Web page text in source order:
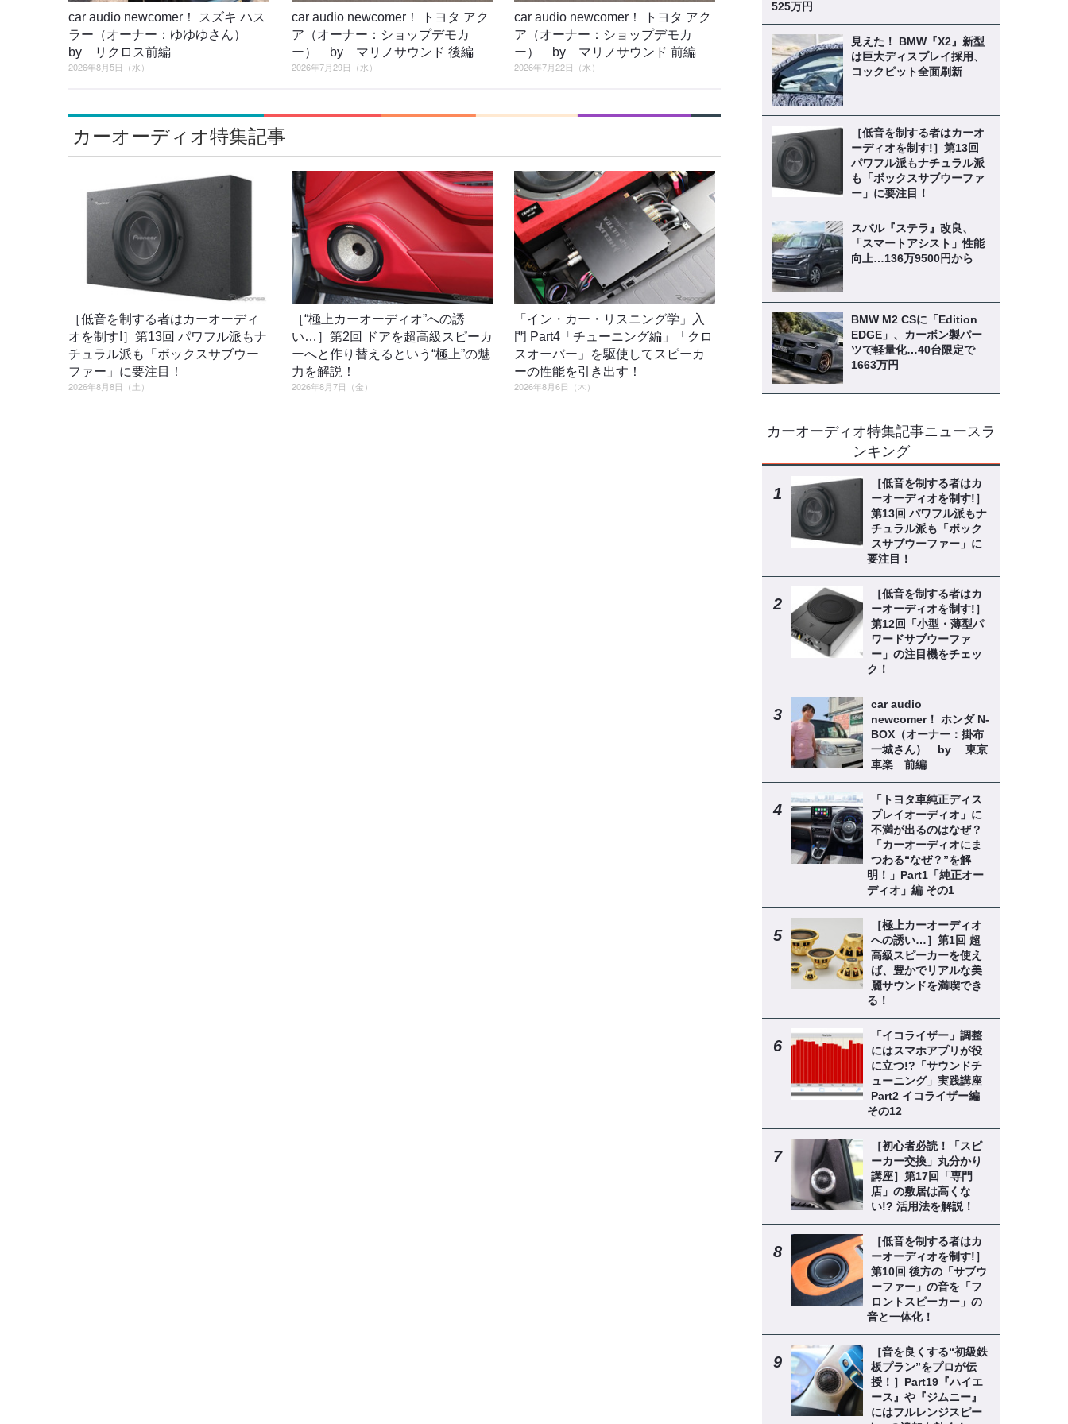
car audio newcomer！ スズキ ハス
ラー（オーナー：ゆゆゆさん）
by リクロス前編
2026年8月5日（水）
car audio newcomer！ トヨタ アク
ア（オーナー：ショップデモカ
ー） by マリノサウンド 後編
2026年7月29日（水）
car audio newcomer！ トヨタ アク
ア（オーナー：ショップデモカ
ー） by マリノサウンド 前編
2026年7月22日（水）
カーオーディオ特集記事
［低音を制する者はカーオーディ
オを制す!］第13回 パワフル派もナ
チュラル派も「ボックスサブウー
ファー」に要注目！
2026年8月8日（土）
［“極上カーオーディオ”への誘
い…］第2回 ドアを超高級スピーカ
ーへと作り替えるという“極上”の魅
力を解説！
2026年8月7日（金）
「イン・カー・リスニング学」入
門 Part4「チューニング編」「クロ
スオーバー」を駆使してスピーカ
ーの性能を引き出す！
2026年8月6日（木）
525万円
見えた！ BMW『X2』新型
は巨大ディスプレイ採用、
コックピット全面刷新
［低音を制する者はカーオ
ーディオを制す!］第13回
パワフル派もナチュラル派
も「ボックスサブウーファ
ー」に要注目！
スバル『ステラ』改良、
「スマートアシスト」性能
向上…136万9500円から
BMW M2 CSに「Edition
EDGE」、カーボン製パー
ツで軽量化…40台限定で
1663万円
カーオーディオ特集記事ニュースラ
ンキング
［低音を制する者はカ
ーオーディオを制す!］
第13回 パワフル派もナ
チュラル派も「ボック
スサブウーファー」に
要注目！
［低音を制する者はカ
ーオーディオを制す!］
第12回「小型・薄型パ
ワードサブウーファ
ー」の注目機をチェッ
ク！
car audio
newcomer！ ホンダ N-
BOX（オーナー：掛布
一城さん） by 東京
車楽 前編
「トヨタ車純正ディス
プレイオーディオ」に
不満が出るのはなぜ？
「カーオーディオにま
つわる“なぜ？”を解
明！」Part1「純正オー
ディオ」編 その1
［極上カーオーディオ
への誘い…］第1回 超
高級スピーカーを使え
ば、豊かでリアルな美
麗サウンドを満喫でき
る！
「イコライザー」調整
にはスマホアプリが役
に立つ!?「サウンドチ
ューニング」実践講座
Part2 イコライザー編
その12
［初心者必読！「スピ
ーカー交換」丸分かり
講座］第17回「専門
店」の敷居は高くな
い!? 活用法を解説！
［低音を制する者はカ
ーオーディオを制す!］
第10回 後方の「サブウ
ーファー」の音を「フ
ロントスピーカー」の
音と一体化！
［音を良くする“初級鉄
板プラン”をプロが伝
授！］Part19『ハイエ
ース』や『ジムニー』
にはフルレンジスピー